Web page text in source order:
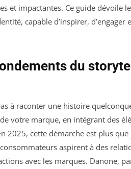
et impactantes. Ce guide dévoile
capable d’inspirer, d’engager
du
à raconter une histoire
votre marque, en intégrant des
2025, cette démarche est plus
aspirent à des
avec les marques. Danone,